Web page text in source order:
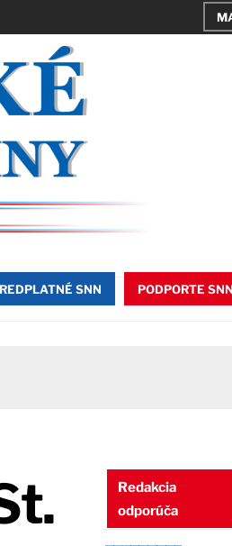
SNN PODPORTE SNN
Redakcia
odporúča